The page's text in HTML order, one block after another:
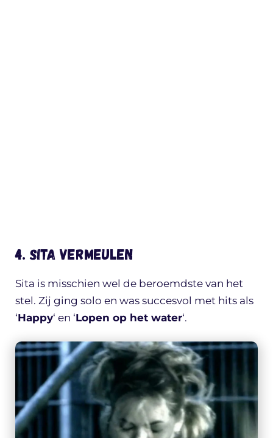
4. Sita Vermeulen
Sita is misschien wel de beroemdste van het
stel. Zij ging solo en was succesvol met hits als
‘Happy‘ en ‘Lopen op het water‘.